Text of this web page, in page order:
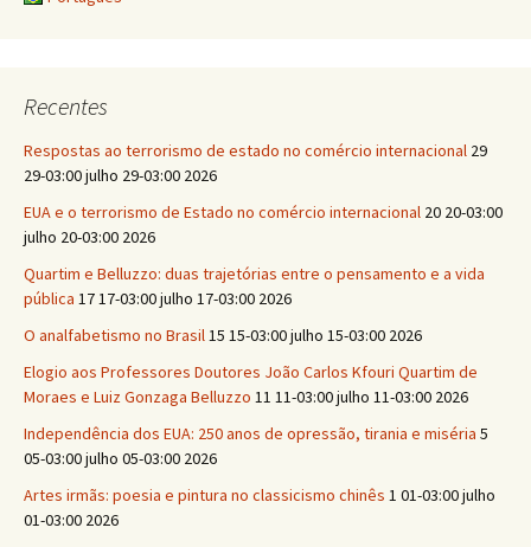
Recentes
Respostas ao terrorismo de estado no comércio internacional 29
29-03:00 julho 29-03:00 2026
EUA e o terrorismo de Estado no comércio internacional 20 20-03:00
julho 20-03:00 2026
Quartim e Belluzzo: duas trajetórias entre o pensamento e a vida
pública 17 17-03:00 julho 17-03:00 2026
O analfabetismo no Brasil15 15-03:00 julho 15-03:00 2026
Elogio aos Professores Doutores João Carlos Kfouri Quartim de
Moraes e Luiz Gonzaga Belluzzo 11 11-03:00 julho 11-03:00 2026
Independência dos EUA: 250 anos de opressão, tirania e miséria 5
05-03:00 julho 05-03:00 2026
Artes irmãs: poesia e pintura no classicismo chinês 1 01-03:00 julho
01-03:00 2026